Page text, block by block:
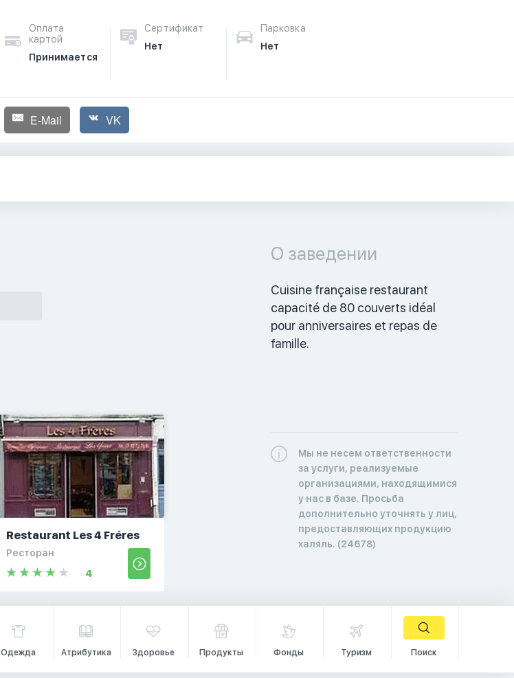
Оплата
картой
Принимается
Сертификат
Нет
Парковка
Нет
E-Mail VK
Restaurant Les 4 Fréres
Ресторан
4
О заведении
Cuisine française restaurant
capacité de 80 couverts idéal
pour anniversaires et repas de
famille.
Мы не несем ответственности
за услуги, реализуемые
организациями, находящимися
у нас в базе. Просьба
дополнительно уточнять у лиц,
предоставляющих продукцию
халяль. (24678)
Одежда Атрибутика Здоровье Продукты Фонды Туризм Поиск